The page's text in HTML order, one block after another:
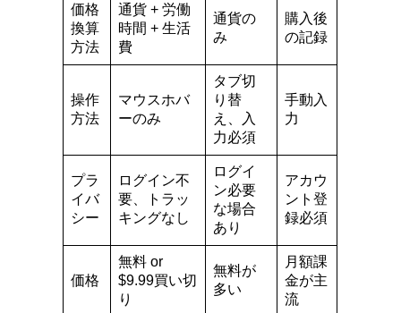
価格
換算
方法
通貨 + 労働
時間 + 生活
費
通貨の
み
購入後
の記録
操作
方法
マウスホバ
ーのみ
タブ切
り替
え、入
力必須
手動入
力
プラ
イバ
シー
ログイン不
要、トラッ
キングなし
ログイ
ン必要
な場合
あり
アカウ
ント登
録必須
価格
無料 or
$9.99買い切
り
無料が
多い
月額課
金が主
流